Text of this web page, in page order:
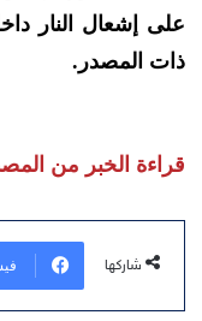
على إشعال النار
ذات المصدر.
قراءة الخبر من
شاركها